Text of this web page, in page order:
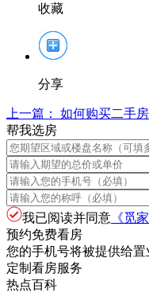
收藏
分享
上一篇：
如何购买二手房
帮我选房
我已阅读并同意 《觅
预约免费看房
您的手机号将被提供给
定制看房服务
热点百科